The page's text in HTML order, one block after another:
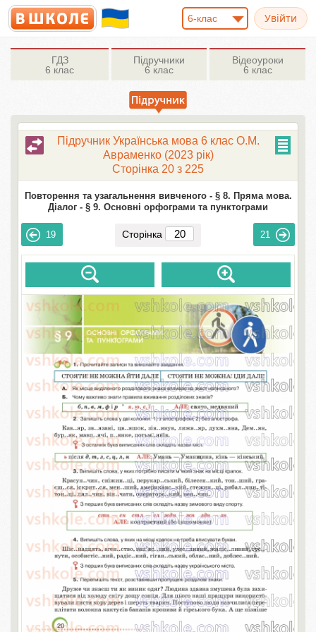
6-клас
ГДЗ
6 клас
Підручники
6 клас
Відеоуроки
6 клас
Підручник Українська мова 6 клас О.М.
Авраменко (2023 рік)
Сторінка 20 з 225
Повторення та узагальнення вивченого - § 8. Пряма мова.
Діалог - § 9. Основні орфограми та пунктограми
19 Сторінка 21